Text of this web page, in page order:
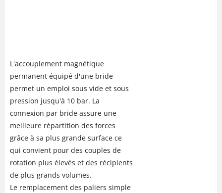
L'accouplement magnétique
permanent équipé d'une bride
permet un emploi sous vide et sous
pression jusqu'à 10 bar. La
connexion par bride assure une
meilleure répartition des forces
grâce à sa plus grande surface ce
qui convient pour des couples de
rotation plus élevés et des récipients
de plus grands volumes.
Le remplacement des paliers simple